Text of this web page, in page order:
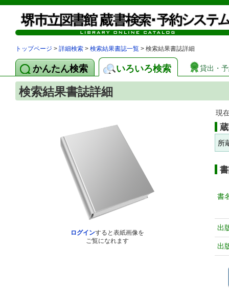
トップページ > 詳細検索 > 検索結果書誌一覧 > 検索結果書誌詳細
かんたん検索 いろいろ検索 貸出・
検索結果書誌詳細
ログインすると表紙画像を
ご覧になれます
現
所
書
出
出